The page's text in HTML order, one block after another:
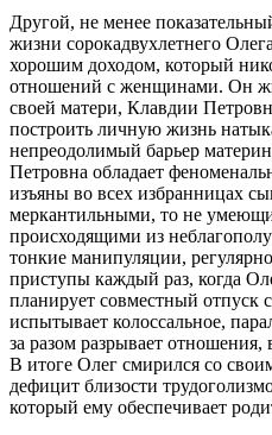
Другой, не менее
жизни сорокадвухлетнего
хорошим доходом, который
отношений с женщинами. Он
своей матери, Клавдии
построить личную жизнь
непреодолимый барьер
Петровна обладает
изъяны во всех избранницах
меркантильными, то не
происходящими из
тонкие манипуляции,
приступы каждый раз, когда
планирует совместный
испытывает колоссальное,
за разом разрывает
В итоге Олег смирился со
дефицит близости
который ему обеспечивает